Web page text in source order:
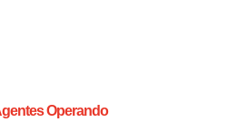
Operando